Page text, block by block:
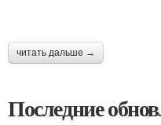
читать дальше →
Последние